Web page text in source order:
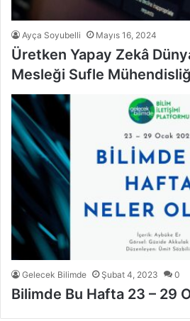
Ayça Soyubelli Mayıs 16, 2024
Üretken Yapay Zekâ
Mesleği Sufle
Gelecek Bilimde Şubat 4, 2023 0
Bilimde Bu Hafta 23 – 29